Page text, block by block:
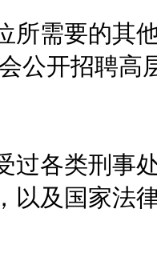
需要的其他
公开招聘高
各类刑事处
以及国家法